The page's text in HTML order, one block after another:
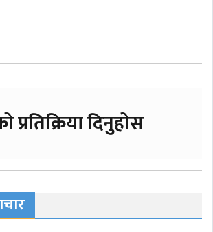
प्रतिक्रिया दिनुहोस